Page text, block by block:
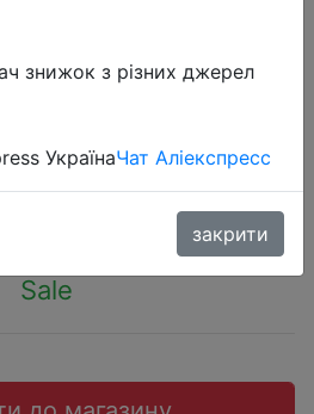
дрель-
CD12-1
руб.
Sale
знижок з різних джерел
УкраїнаЧат Аліекспресс
закрити